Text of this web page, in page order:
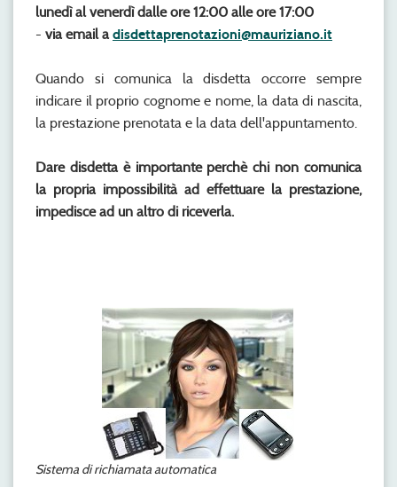
lunedì al venerdì dalle ore 12:00 alle ore 17:00
- via email adisdettaprenotazioni@mauriziano.it
Quando si comunica la disdetta occorre sempre
indicare il proprio cognome e nome, la data di nascita,
la prestazione prenotata e la data dell'appuntamento.
Dare disdetta è importante perchè chi non comunica
la propria impossibilità ad effettuare la prestazione,
impedisce ad un altro di riceverla.
Sistema di richiamata automatica